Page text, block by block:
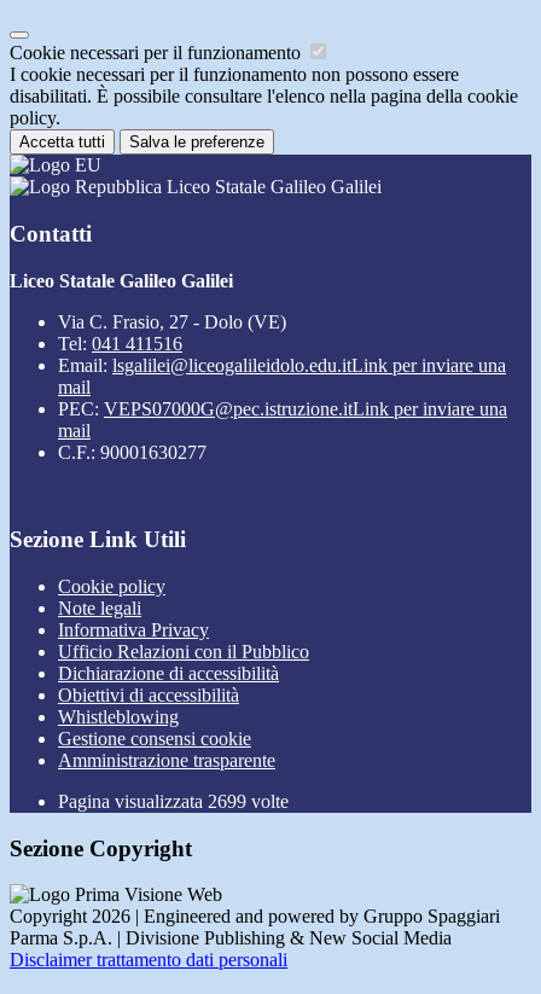
Cookie necessari per il funzionamento
I cookie necessari per il funzionamento non possono essere
disabilitati. È possibile consultare l'elenco nella pagina della cookie
policy.
Accetta tutti Salva le preferenze
Liceo Statale Galileo Galilei
Contatti
Liceo Statale Galileo Galilei
Via C. Frasio, 27 - Dolo (VE)
Tel: 041 411516
Email: lsgalilei@liceogalileidolo.edu.itLink per inviare una
mail
PEC: VEPS07000G@pec.istruzione.itLink per inviare una
mail
C.F.: 90001630277
Sezione Link Utili
Cookie policy
Note legali
Informativa Privacy
Ufficio Relazioni con il Pubblico
Dichiarazione di accessibilità
Obiettivi di accessibilità
Whistleblowing
Gestione consensi cookie
Amministrazione trasparente
Pagina visualizzata 2699 volte
Sezione Copyright
Copyright 2026 | Engineered and powered by Gruppo Spaggiari
Parma S.p.A. | Divisione Publishing & New Social Media
Disclaimer trattamento dati personali